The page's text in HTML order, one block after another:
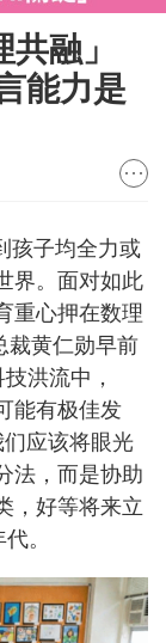
融」
能力是
孩子均全力或
界。面对如此
重心押在数理
裁黄仁勋早前
洪流中，
能有极佳发
应该将眼光
法，而是协助
，好等将来立
。